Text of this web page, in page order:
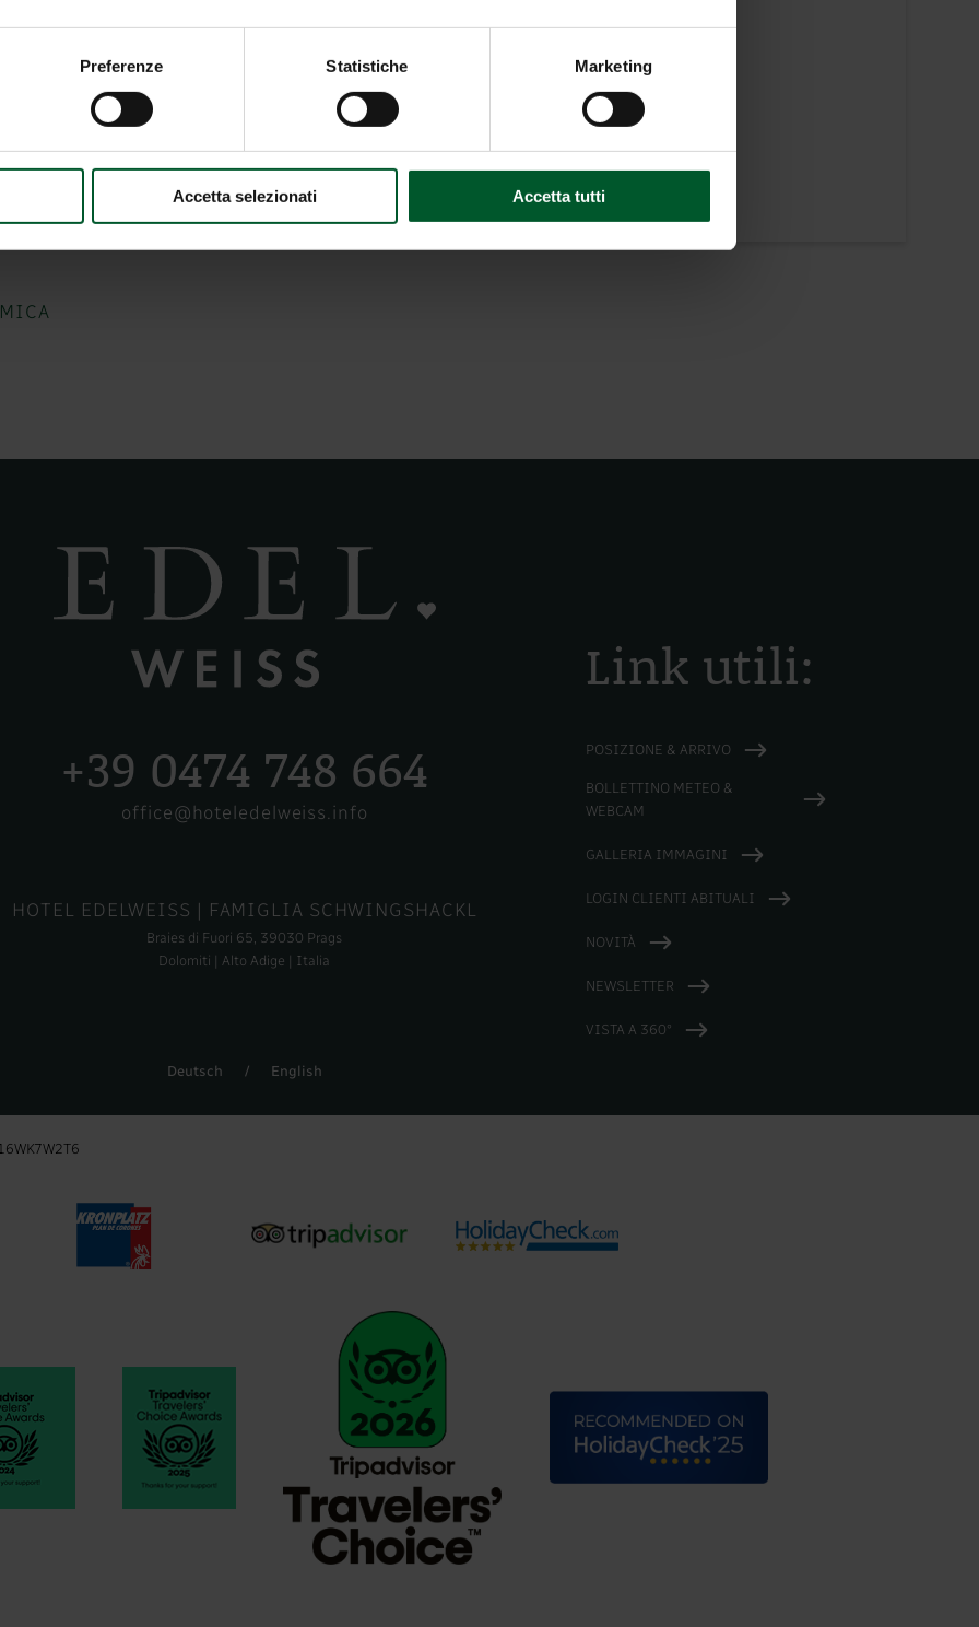
Preferenze Statistiche Marketing
Accetta selezionati Accetta tutti
+39 0474 748 664
office@hoteledelweiss.info
HOTEL EDELWEISS | FAMIGLIA SCHWINGSHACKL
Braies di Fuori 65, 39030 Prags
Dolomiti | Alto Adige | Italia
Link utili:
POSIZIONE & ARRIVO
BOLLETTINO METEO &
WEBCAM
GALLERIA IMMAGINI
LOGIN CLIENTI ABITUALI
NOVITÀ
NEWSLETTER
VISTA A 360°
Deutsch / English